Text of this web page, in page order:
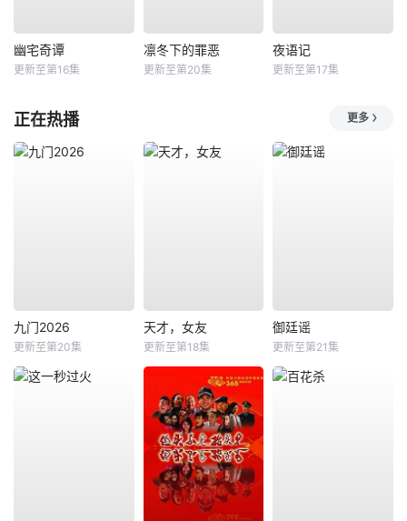
幽宅奇谭
更新至第16集
凛冬下的罪恶
更新至第20集
夜语记
更新至第17集
正在热播 更多
九门2026
更新至第20集
天才，女友
更新至第18集
御廷谣
更新至第21集